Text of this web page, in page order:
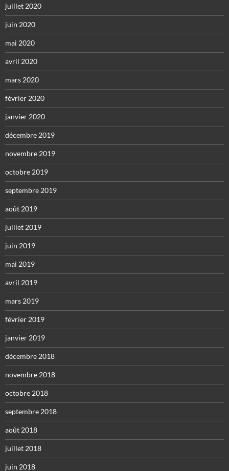
juillet 2020
juin 2020
mai 2020
avril 2020
mars 2020
février 2020
janvier 2020
décembre 2019
novembre 2019
octobre 2019
septembre 2019
août 2019
juillet 2019
juin 2019
mai 2019
avril 2019
mars 2019
février 2019
janvier 2019
décembre 2018
novembre 2018
octobre 2018
septembre 2018
août 2018
juillet 2018
juin 2018